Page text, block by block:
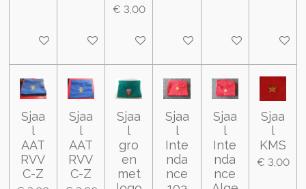
In winkelwagenIn winkelwagen
€ 3,00
In winkelwagenIn winkelwagenIn winkelwagen
In
Sjaa
l
AAT
RVV
C-Z
Sjaa
l
AAT
RVV
C-Z
Sjaa
l
gro
en
met
Sjaa
l
Inte
nda
nce
Sjaa
l
Inte
nda
nce
Sjaa
l
KMS
€ 3,00